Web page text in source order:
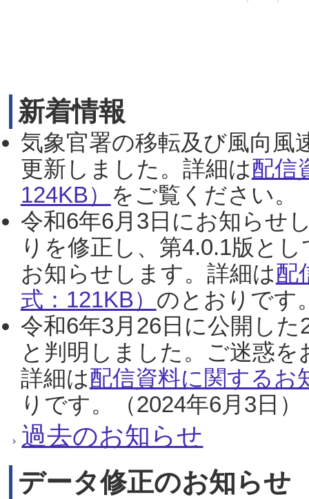
新着情報
気象官署の移転及び風向風
更新しました。詳細は配信
124KB） をご覧ください。
令和6年6月3日にお知らせ
りを修正し、第4.0.1版と
お知らせします。詳細は配
式：121KB） のとおりです
令和6年3月26日に公開し
と判明しました。ご迷惑
詳細は配信資料に関するお
りです。（2024年6月3日）
過去のお知らせ
データ修正のお知らせ